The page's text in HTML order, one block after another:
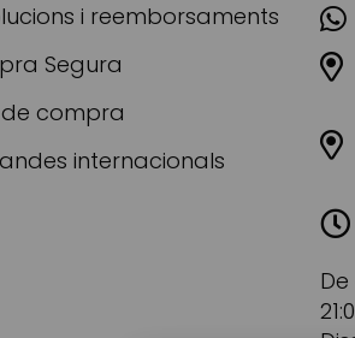
i reemborsaments
Segura
compra
internacionals